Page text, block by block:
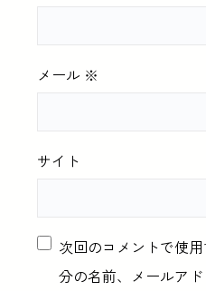
メール ※
サイト
次回のコメントで使
分の名前、メールア